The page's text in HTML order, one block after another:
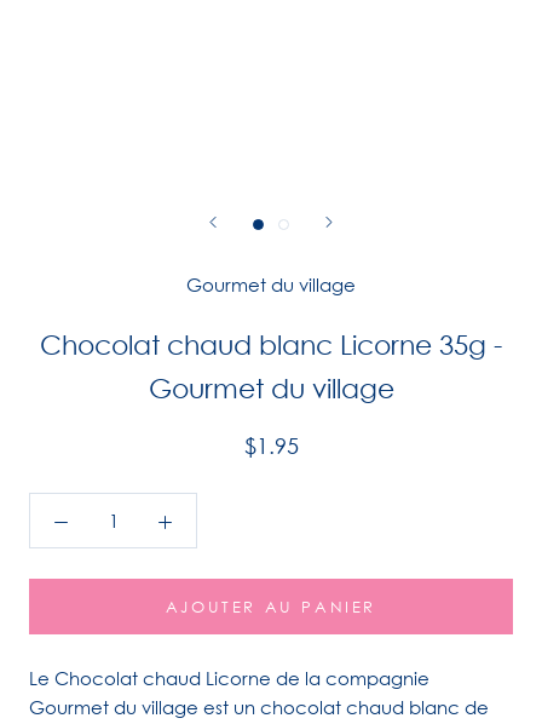
Gourmet du village
Chocolat chaud blanc Licorne 35g -
Gourmet du village
$1.95
AJOUTER AU PANIER
Le Chocolat chaud Licorne de la compagnie
Gourmet du village est un chocolat chaud blanc de